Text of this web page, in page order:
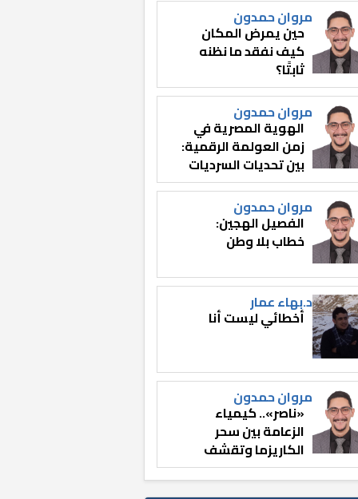
مروان حمدون
حين يمرض المكان
كيف نفقد ما نظنه
ثابتًا؟
مروان حمدون
الهوية المصرية في
زمن العولمة الرقمية:
بين تحديات السرديات
وصناعة الوعي
مروان حمدون
الفصيل الهجين:
خطاب بلا وطن
د.بهاء عمار
أخطائي ليست أنا
مروان حمدون
«ناصر».. كيمياء
الزعامة بين سحر
الكاريزما وتقشف
الثائر